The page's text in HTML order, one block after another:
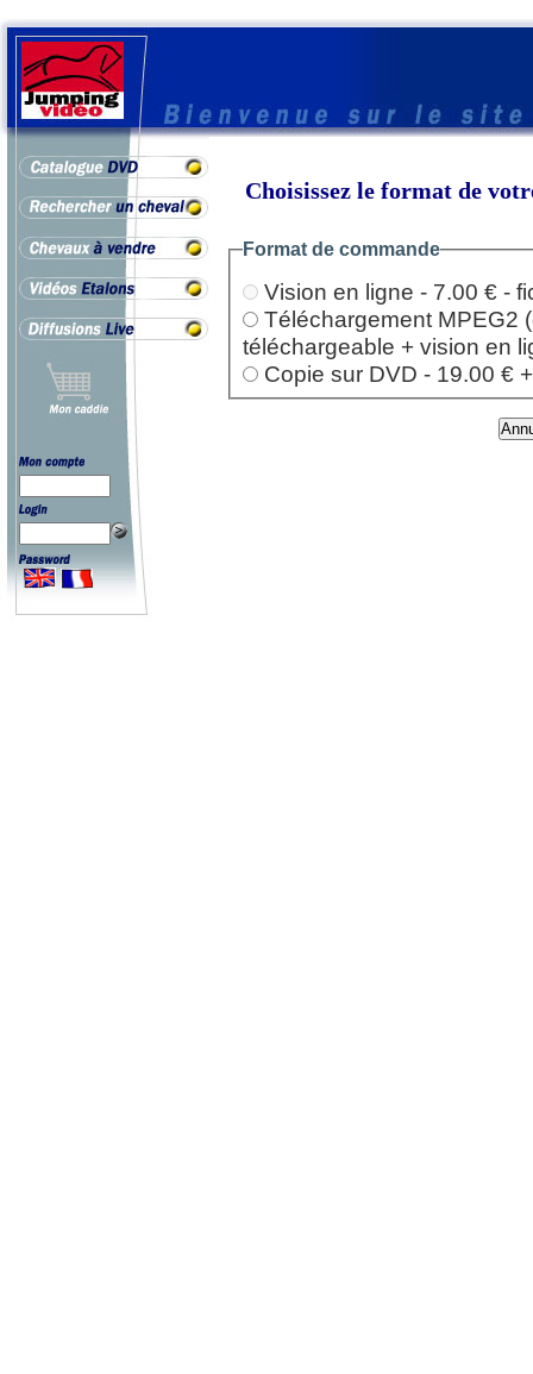
Choisissez le format de
Format de commande
Vision en ligne - 7.00 € -
Téléchargement MPEG2
téléchargeable + vision en
Copie sur DVD - 19.00 €